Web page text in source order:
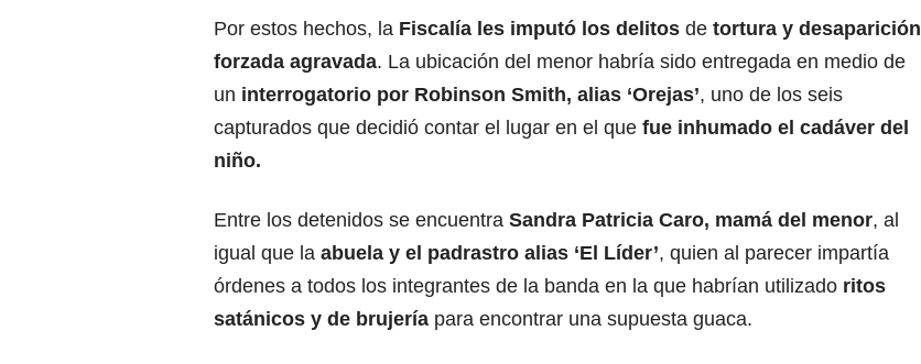
Por estos hechos, la Fiscalía les imputó los delitos de tortura y desaparición
forzada agravada. La ubicación del menor habría sido entregada en medio de
un interrogatorio por Robinson Smith, alias ‘Orejas’, uno de los seis
capturados que decidió contar el lugar en el que fue inhumado el cadáver del
niño.
Entre los detenidos se encuentra Sandra Patricia Caro, mamá del menor, al
igual que la abuela y el padrastro alias ‘El Líder’, quien al parecer impartía
órdenes a todos los integrantes de la banda en la que habrían utilizado ritos
satánicos y de brujería para encontrar una supuesta guaca.